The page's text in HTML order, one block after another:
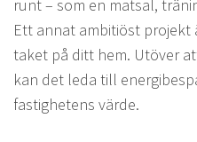
runt – som en matsal,
Ett annat ambitiöst
taket på ditt hem. Utöver
kan det leda till
fastighetens värde.